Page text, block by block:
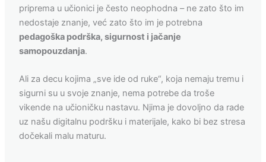
priprema u učionici je često neophodna – ne zato što im
nedostaje znanje, već zato što im je potrebna
pedagoška podrška, sigurnost i jačanje
samopouzdanja.
Ali za decu kojima „sve ide od ruke“, koja nemaju tremu i
sigurni su u svoje znanje, nema potrebe da troše
vikende na učioničku nastavu. Njima je dovoljno da rade
uz našu digitalnu podršku i materijale, kako bi bez stresa
dočekali malu maturu.